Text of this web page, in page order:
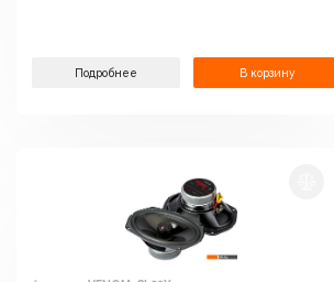
Подробнее В корзину